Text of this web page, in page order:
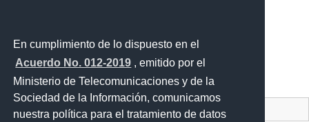
En cumplimiento de lo dispuesto en el
Acuerdo No. 012-2019 , emitido por el
Ministerio de Telecomunicaciones y de la
Sociedad de la Información, comunicamos
nuestra política para el tratamiento de datos
Contacto Ciudadano Digital